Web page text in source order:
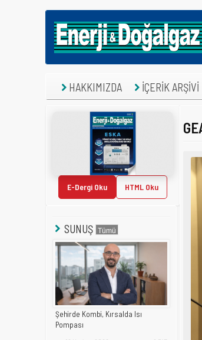
HAKKIMIZDA İÇERİK ARŞİVİ
E-Dergi Oku HTML Oku
SUNUŞ
Şehirde Kombi, Kırsalda Isı
Pompası